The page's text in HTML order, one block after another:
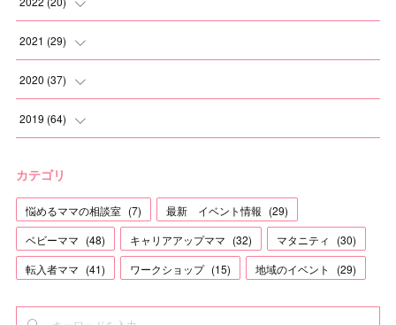
(1
(1
(1
(1
(3
(1)
2021 (29)
(6
(2
(1)
(1)
2020 (37)
(2
(2)
(3)
(2)
2019 (64)
(12)
(5)
(1)
カテゴリ
悩めるママの相談室 (7) 最新 イベント情報 (29)
ベビーママ (48) キャリアアップママ (32) マタニティ (30)
転入者ママ (41) ワークショップ (15) 地域のイベント (29)